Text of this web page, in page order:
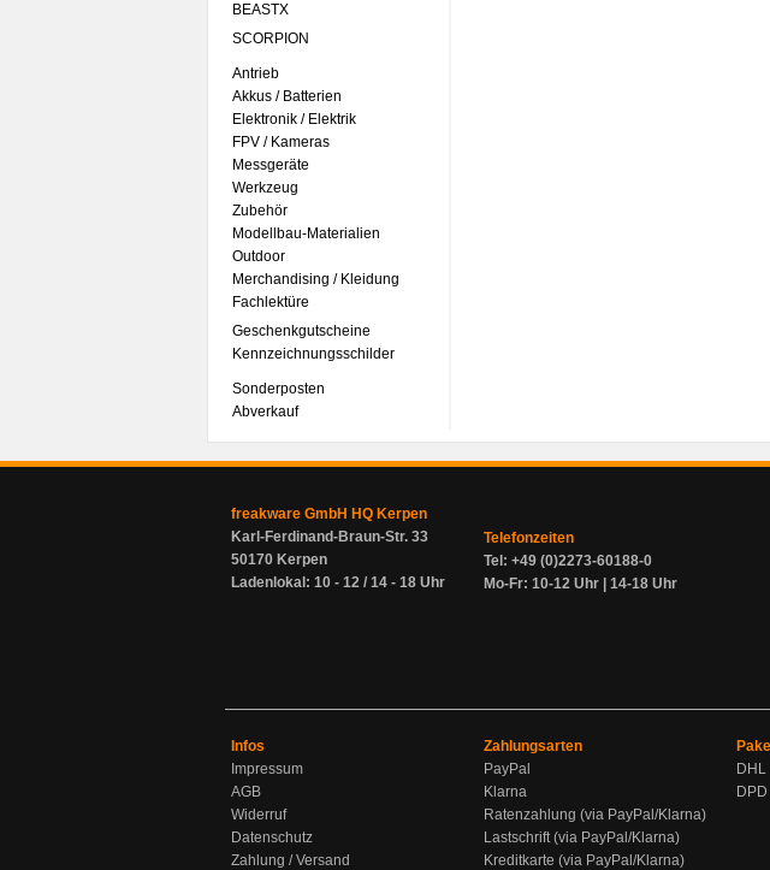
BEASTX
SCORPION
Antrieb
Akkus / Batterien
Elektronik / Elektrik
FPV / Kameras
Messgeräte
Werkzeug
Zubehör
Modellbau-Materialien
Outdoor
Merchandising / Kleidung
Fachlektüre
Geschenkgutscheine
Kennzeichnungsschilder
Sonderposten
Abverkauf
freakware GmbH HQ Kerpen
Karl-Ferdinand-Braun-Str. 33
50170 Kerpen
Ladenlokal: 10 - 12 / 14 - 18 Uhr
Telefonzeiten
Tel: +49 (0)2273-60188-0
Mo-Fr: 10-12 Uhr | 14-18 Uhr
Infos
Impressum
AGB
Widerruf
Datenschutz
Zahlung / Versand
Zahlungsarten
PayPal
Klarna
Ratenzahlung (via PayPal/Klarna)
Lastschrift (via PayPal/Klarna)
Kreditkarte (via PayPal/Klarna)
DHL
DPD